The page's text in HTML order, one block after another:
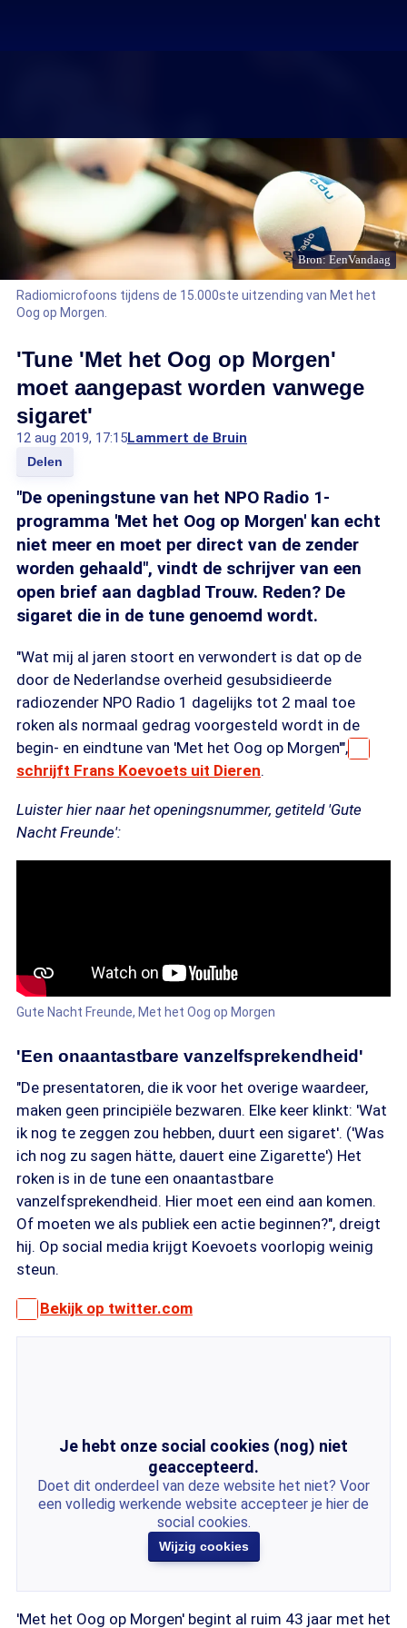
Bron: EenVandaag
Radiomicrofoons tijdens de 15.000ste uitzending van Met het
Oog op Morgen.
'Tune 'Met het Oog op Morgen'
moet aangepast worden vanwege
sigaret'
12 aug 2019, 17:15Lammert de Bruin
Delen
"De openingstune van het NPO Radio 1-
programma 'Met het Oog op Morgen' kan echt
niet meer en moet per direct van de zender
worden gehaald", vindt de schrijver van een
open brief aan dagblad Trouw. Reden? De
sigaret die in de tune genoemd wordt.
"Wat mij al jaren stoort en verwondert is dat op de
door de Nederlandse overheid gesubsidieerde
radiozender NPO Radio 1 dagelijks tot 2 maal toe
roken als normaal gedrag voorgesteld wordt in de
begin- en eindtune van 'Met het Oog op Morgen'",
schrijft Frans Koevoets uit Dieren.
Luister hier naar het openingsnummer, getiteld 'Gute
Nacht Freunde':
Gute Nacht Freunde, Met het Oog op Morgen
'Een onaantastbare vanzelfsprekendheid'
"De presentatoren, die ik voor het overige waardeer,
maken geen principiële bezwaren. Elke keer klinkt: 'Wat
ik nog te zeggen zou hebben, duurt een sigaret'. ('Was
ich nog zu sagen hätte, dauert eine Zigarette') Het
roken is in de tune een onaantastbare
vanzelfsprekendheid. Hier moet een eind aan komen.
Of moeten we als publiek een actie beginnen?", dreigt
hij. Op social media krijgt Koevoets voorlopig weinig
steun.
Bekijk op twitter.com
Je hebt onze social cookies (nog) niet
geaccepteerd.
Doet dit onderdeel van deze website het niet? Voor
een volledig werkende website accepteer je hier de
social cookies.
Wijzig cookies
'Met het Oog op Morgen' begint al ruim 43 jaar met het